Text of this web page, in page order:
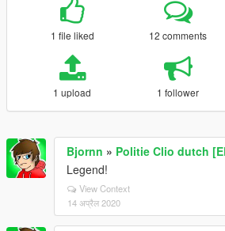
1 file liked 12 comments
1 upload 1 follower
Bjornn » Politie Clio dutch
Legend!
View Context
14 अप्रैल 2020